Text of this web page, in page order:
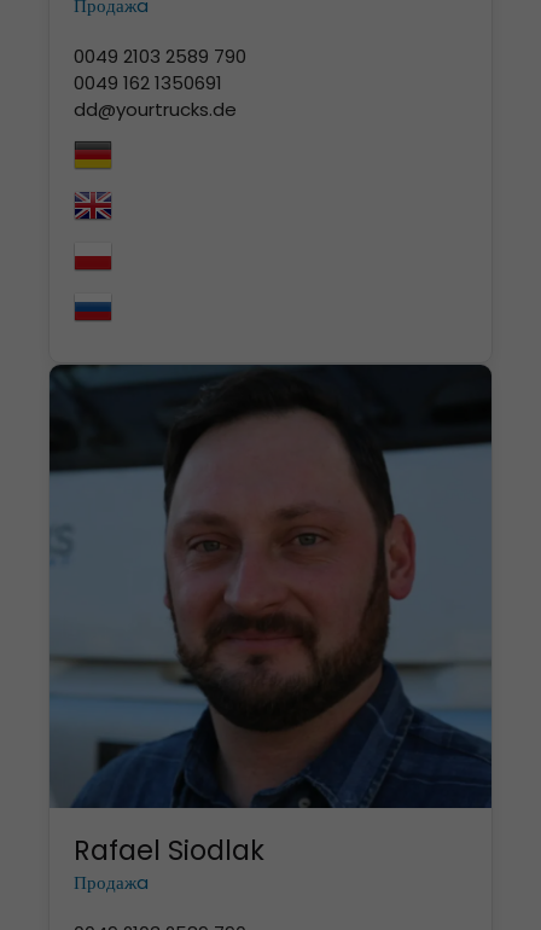
Продажa
0049 2103 2589 790
0049 162 1350691
dd@yourtrucks.de
Rafael Siodlak
Продажa